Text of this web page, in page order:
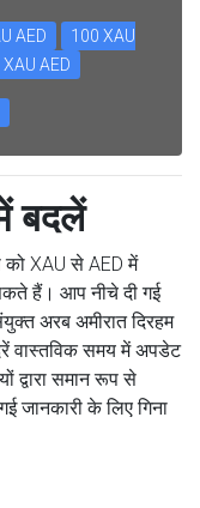
AED
100 XAU
AED
बदलें
को XAU से AED में
हैं। आप नीचे दी गई
अरब अमीरात दिरहम
वास्तविक समय में अपडेट
द्वारा समान रूप से
जानकारी के लिए गिना